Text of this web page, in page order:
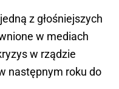
z głośniejszych
w mediach
w rządzie
następnym roku do